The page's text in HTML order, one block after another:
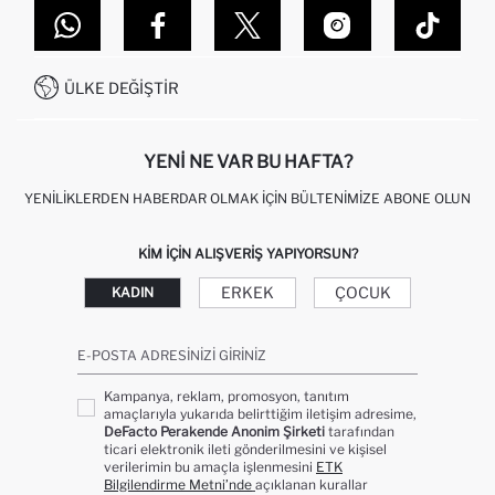
DEFACTO TEKNOLOJI
SITEMAP
GIFT CLUB SIKÇA SORULAN SORULAR
İŞLEM REHBERI
KAMPANYALAR
İLETIŞIM FORMU
0850 333 22 86
ÜLKE DEĞIŞTIR
YENI NE VAR BU HAFTA?
YENILIKLERDEN HABERDAR OLMAK İÇIN BÜLTENIMIZE ABONE OLUN
KIM IÇIN ALIŞVERIŞ YAPIYORSUN?
KADIN ERKEK ÇOCUK
E-POSTA ADRESINIZI GIRINIZ
Kampanya, reklam, promosyon, tanıtım
amaçlarıyla yukarıda belirttiğim iletişim adresime,
DeFacto Perakende Anonim Şirketi tarafından
ticari elektronik ileti gönderilmesini ve kişisel
verilerimin bu amaçla işlenmesini ETK
Bilgilendirme Metni’nde açıklanan kurallar